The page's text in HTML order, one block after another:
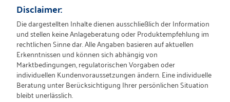
Disclaimer:
Die dargestellten Inhalte dienen ausschließlich der Information
und stellen keine Anlageberatung oder Produktempfehlung im
rechtlichen Sinne dar. Alle Angaben basieren auf aktuellen
Erkenntnissen und können sich abhängig von
Marktbedingungen, regulatorischen Vorgaben oder
individuellen Kundenvoraussetzungen ändern. Eine individuelle
Beratung unter Berücksichtigung Ihrer persönlichen Situation
bleibt unerlässlich.